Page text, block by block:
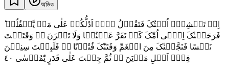
অডিও
اِذۡ تَمۡشِیۡۤ اُخۡتُکَ فَتَقُوۡلُ ہَلۡ اَدُلُّکُمۡ عَلٰی مَنۡ یَّکۡفُلُہٗ ؕ
فَرَجَعۡنٰکَ اِلٰۤی اُمِّکَ کَیۡ تَقَرَّ عَیۡنُہَا وَلَا تَحۡزَنَ ۬ؕ وَقَتَلۡتَ
نَفۡسًا فَنَجَّیۡنٰکَ مِنَ الۡغَمِّ وَفَتَنّٰکَ فُتُوۡنًا ۬۟ فَلَبِثۡتَ سِنِیۡنَ
فِیۡۤ اَہۡلِ مَدۡیَنَ ۬ۙ ثُمَّ جِئۡتَ عَلٰی قَدَرٍ یّٰمُوۡسٰی ٤۰